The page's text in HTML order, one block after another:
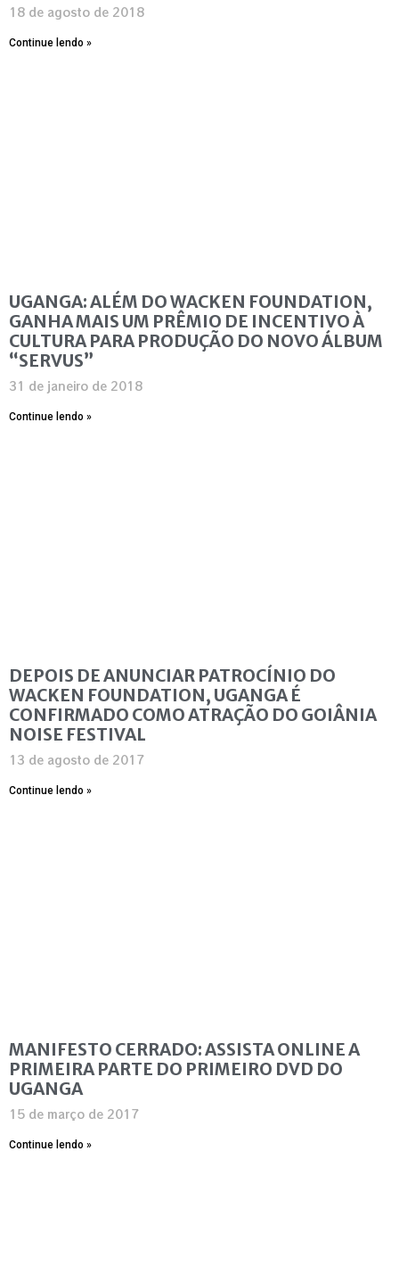
18 de agosto de 2018
Continue lendo »
UGANGA: ALÉM DO WACKEN FOUNDATION,
GANHA MAIS UM PRÊMIO DE INCENTIVO À
CULTURA PARA PRODUÇÃO DO NOVO ÁLBUM
“SERVUS”
31 de janeiro de 2018
Continue lendo »
DEPOIS DE ANUNCIAR PATROCÍNIO DO
WACKEN FOUNDATION, UGANGA É
CONFIRMADO COMO ATRAÇÃO DO GOIÂNIA
NOISE FESTIVAL
13 de agosto de 2017
Continue lendo »
MANIFESTO CERRADO: ASSISTA ONLINE A
PRIMEIRA PARTE DO PRIMEIRO DVD DO
UGANGA
15 de março de 2017
Continue lendo »